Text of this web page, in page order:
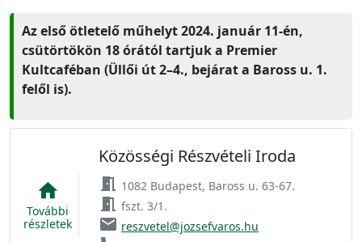
Az első ötletelő műhelyt 2024. január 11-én,
csütörtökön 18 órától tartjuk a Premier
Kultcaféban (Üllői út 2–4., bejárat a Baross u. 1.
felől is).
home
További
részletek
Közösségi Részvételi Iroda
meeting_room 1082 Budapest, Baross u. 63-67.
meeting_room fszt. 3/1.
email reszvetel@jozsefvaros.hu